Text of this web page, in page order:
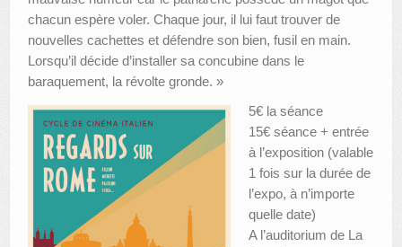
chacun espère voler. Chaque jour, il lui faut trouver de
nouvelles cachettes et défendre son bien, fusil en main.
Lorsqu’il décide d’installer sa concubine dans le
baraquement, la révolte gronde. »
5€ la séance
15€ séance + entrée
à l’exposition (valable
1 fois sur la durée de
l’expo, à n’importe
quelle date)
A l’auditorium de La